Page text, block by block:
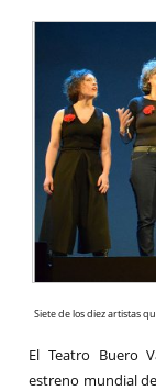
Siete de los diez artistas
El Teatro Buero
estreno mundial